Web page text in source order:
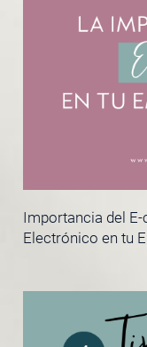
Importancia del
Electrónico en tu